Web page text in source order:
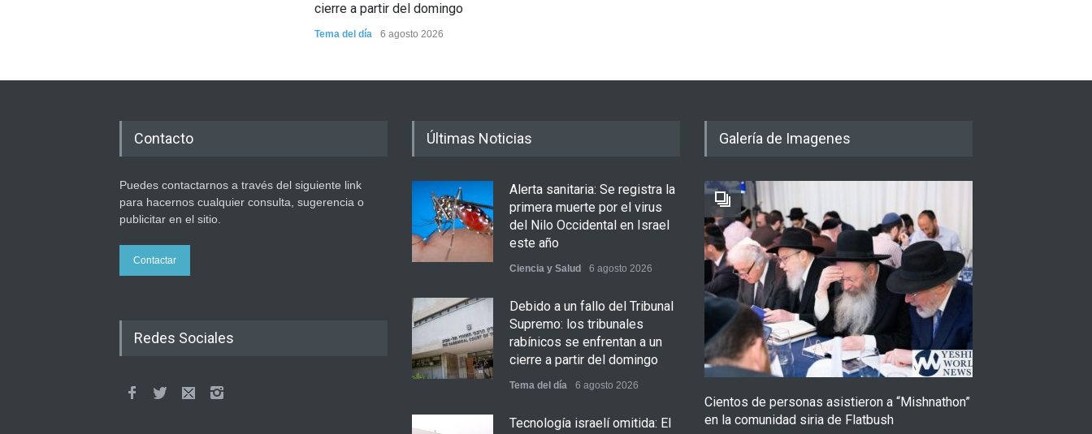
cierre a partir del domingo
Tema del día 6 agosto 2026
Contacto
Puedes contactarnos a través del siguiente link
para hacernos cualquier consulta, sugerencia o
publicitar en el sitio.
Contactar
Redes Sociales
Últimas Noticias
Alerta sanitaria: Se registra la
primera muerte por el virus
del Nilo Occidental en Israel
este año
Ciencia y Salud 6 agosto 2026
Debido a un fallo del Tribunal
Supremo: los tribunales
rabínicos se enfrentan a un
cierre a partir del domingo
Tema del día 6 agosto 2026
Tecnología israelí omitida: El
Galería de Imagenes
Cientos de personas asistieron a “Mishnathon”
en la comunidad siria de Flatbush